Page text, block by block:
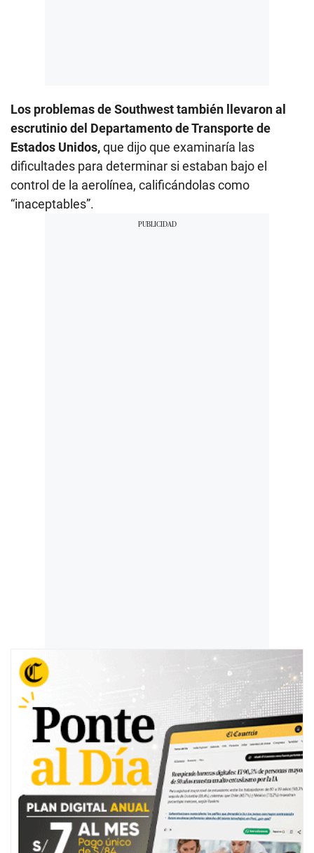
Los problemas de Southwest también llevaron al
escrutinio del Departamento de Transporte de
Estados Unidos,que dijo que examinaría las
dificultades para determinar si estaban bajo el
control de la aerolínea, calificándolas como
“inaceptables”.